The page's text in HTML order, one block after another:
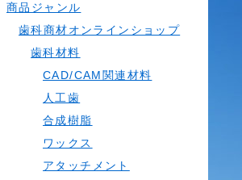
商品ジャンル
歯科商材オンラインショップ
歯科材料
CAD/CAM関連材料
人工歯
合成樹脂
ワックス
アタッチメント